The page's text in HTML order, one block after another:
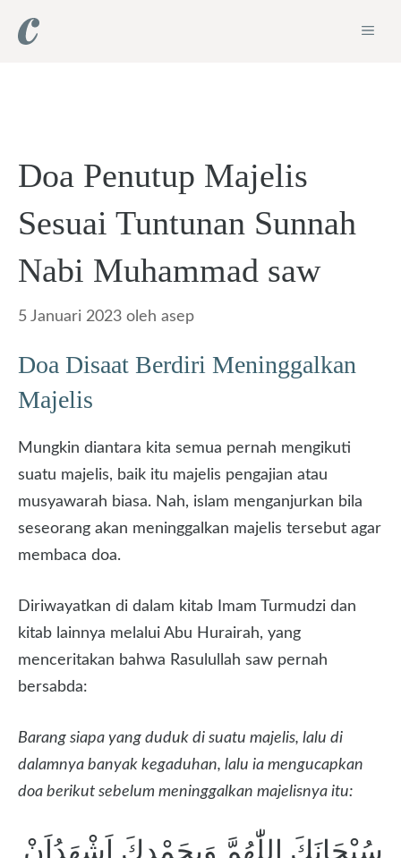
Doa Penutup Majelis
Sesuai Tuntunan Sunnah
Nabi Muhammad saw
5 Januari 2023 oleh asep
Doa Disaat Berdiri Meninggalkan
Majelis
Mungkin diantara kita semua pernah mengikuti
suatu majelis, baik itu majelis pengajian atau
musyawarah biasa. Nah, islam menganjurkan bila
seseorang akan meninggalkan majelis tersebut agar
membaca doa.
Diriwayatkan di dalam kitab Imam Turmudzi dan
kitab lainnya melalui Abu Hurairah, yang
menceritakan bahwa Rasulullah saw pernah
bersabda:
Barang siapa yang duduk di suatu majelis, lalu di
dalamnya banyak kegaduhan, lalu ia mengucapkan
doa berikut sebelum meninggalkan majelisnya itu:
سُبْحَانَكَ اللّٰهُمَّ وَبِحَمْدِكَ اَشْهَدُاَنْ